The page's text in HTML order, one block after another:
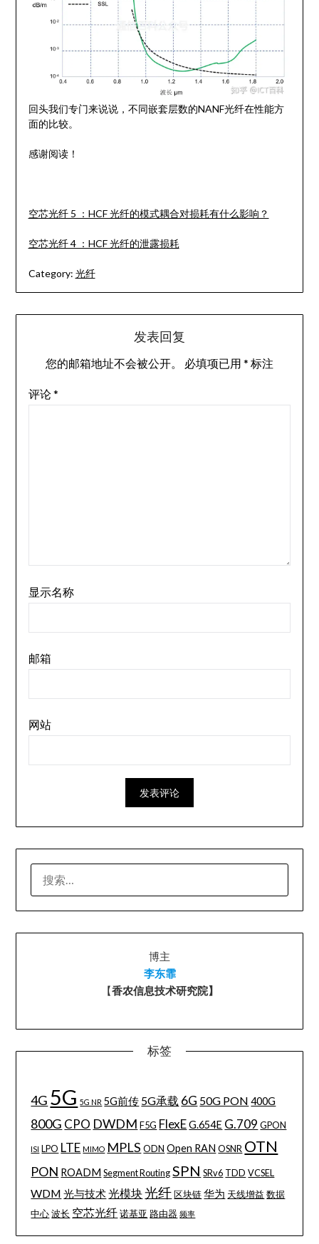
回头我们专门来说说，不同嵌套层数的NANF光纤在性能方
面的比较。
感谢阅读！
空芯光纤 5 ：HCF 光纤的模式耦合对损耗有什么影响？
空芯光纤 4 ：HCF 光纤的泄露损耗
Category: 光纤
发表回复
您的邮箱地址不会被公开。 必填项已用 * 标注
评论*
显示名称
邮箱
网站
索：
博主
李东霏
【香农信息技术研究院】
标签
4G 5G 5G NR 5G前传 5G承载 6G 50G PON 400G
800G CPO DWDM F5G FlexE G.654E G.709 GPON
ISI LPO LTE MIMO MPLS ODN Open RAN OSNR OTN
PON ROADM Segment Routing SPN SRv6 TDD VCSEL
WDM 光与技术 光模块光纤 区块链 华为 天线增益 数据
中心 波长 空芯光纤 诺基亚 路由器 频率